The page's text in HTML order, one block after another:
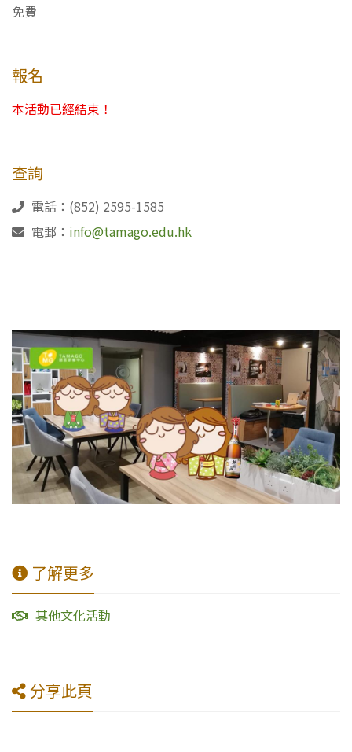
免費
報名
本活動已經結束！
查詢
電話：(852) 2595-1585
電郵： info@tamago.edu.hk
了解更多
其他文化活動
分享此頁